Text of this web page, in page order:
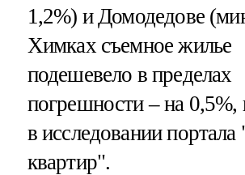
1,2%) и Домодедове
Химках съемное жилье
подешевело в пределах
погрешности – на 0,5%,
в исследовании
квартир".